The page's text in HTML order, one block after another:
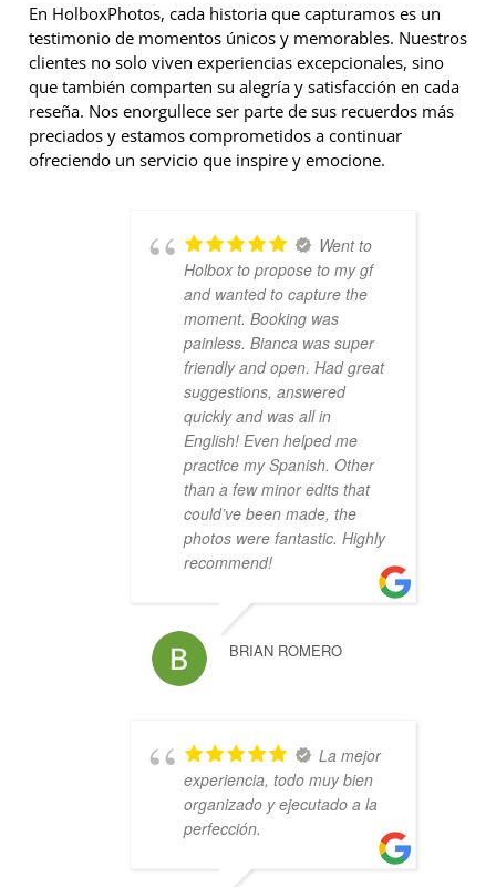
En HolboxPhotos, cada historia que capturamos es un
testimonio de momentos únicos y memorables. Nuestros
clientes no solo viven experiencias excepcionales, sino
que también comparten su alegría y satisfacción en cada
reseña. Nos enorgullece ser parte de sus recuerdos más
preciados y estamos comprometidos a continuar
ofreciendo un servicio que inspire y emocione.
Went to
Holbox to propose to my gf
and wanted to capture the
moment. Booking was
painless. Bianca was super
friendly and open. Had great
suggestions, answered
quickly and was all in
English! Even helped me
practice my Spanish. Other
than a few minor edits that
could’ve been made, the
photos were fantastic. Highly
recommend!
BRIAN ROMERO
La mejor
experiencia, todo muy bien
organizado y ejecutado a la
perfección.